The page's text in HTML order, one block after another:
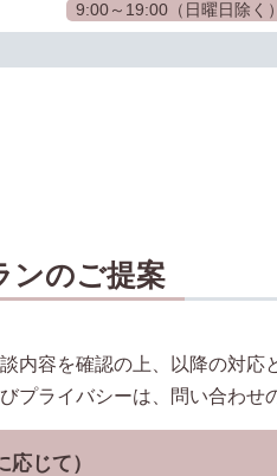
9:00～19:00（日曜日除く）
ンのご提案
内容を確認の上、以降の対応
プライバシーは、問い合わせ
じて）